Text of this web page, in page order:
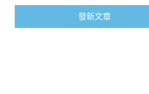
發新文章